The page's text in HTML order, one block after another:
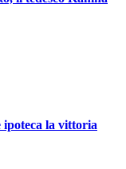
la vittoria